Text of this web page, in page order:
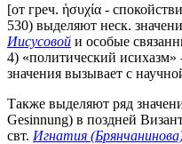
[от греч. ἡσυχία -
530) выделяют неск.
Иисусовой и особые
4) «политический исихазм»
значения вызывает с
Также выделяют ряд
Gesinnung) в поздней
свт. Игнатия